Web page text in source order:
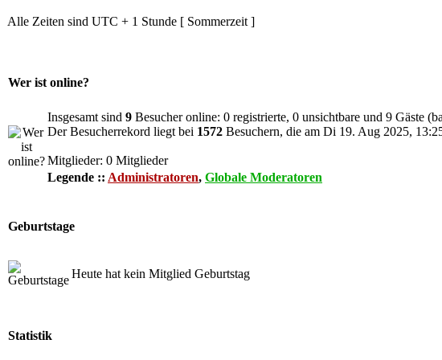
Alle Zeiten sind UTC + 1 Stunde [ Sommerzeit ]
Wer ist online?
Insgesamt sind 9 Besucher online: 0 registrierte, 0 unsichtbare und 9 Gäste
Der Besucherrekord liegt bei 1572 Besuchern, die am Di 19. Aug 2025,
Mitglieder: 0 Mitglieder
Legende :: Administratoren, Globale Moderatoren
Geburtstage
Heute hat kein Mitglied Geburtstag
Statistik